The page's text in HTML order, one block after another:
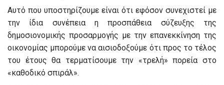
Αυτό που υποστηρίζουμε είναι ότι εφόσον συνεχιστεί με
την ίδια συνέπεια η προσπάθεια σύζευξης της
δημοσιονομικής προσαρμογής με την επανεκκίνηση της
οικονομίας μπορούμε να αισιοδοξούμε ότι προς το τέλος
του έτους θα τερματίσουμε την «τρελή» πορεία στο
«καθοδικό σπιράλ».